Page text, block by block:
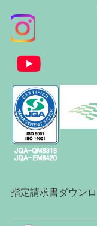
指定請求書ダウン